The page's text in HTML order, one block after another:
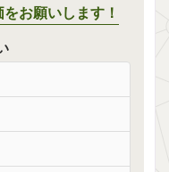
お願いします！